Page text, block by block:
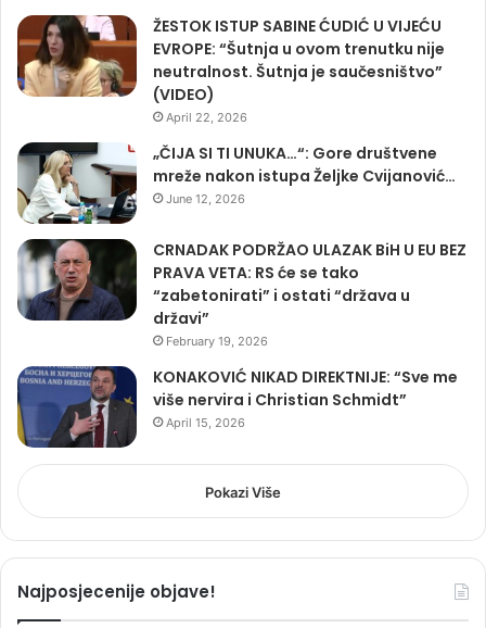
ŽESTOK ISTUP SABINE ĆUDIĆ U VIJEĆU
EVROPE: “Šutnja u ovom trenutku nije
neutralnost. Šutnja je saučesništvo”
(VIDEO)
April 22, 2026
„ČIJA SI TI UNUKA…“: Gore društvene
mreže nakon istupa Željke Cvijanović…
June 12, 2026
CRNADAK PODRŽAO ULAZAK BiH U EU BEZ
PRAVA VETA: RS će se tako
“zabetonirati” i ostati “država u
državi”
February 19, 2026
KONAKOVIĆ NIKAD DIREKTNIJE: “Sve me
više nervira i Christian Schmidt”
April 15, 2026
Pokazi Više
Najposjecenije objave!